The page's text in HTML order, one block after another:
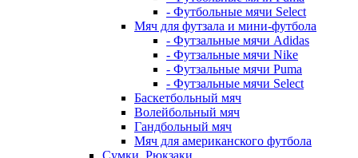
- Футбольные мячи Select
Мяч для футзала и мини-футбола
- Футзальные мячи Adidas
- Футзальные мячи Nike
- Футзальные мячи Puma
- Футзальные мячи Select
Баскетбольный мяч
Волейбольный мяч
Гандбольный мяч
Мяч для американского футбола
Сумки, Рюкзаки